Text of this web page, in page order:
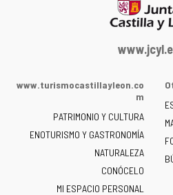
Portal
la
de
Castilla
y
León
-
www.turismocastillayleon.co
m
PATRIMONIO Y CULTURA
ENOTURISMO Y GASTRONOMÍA
NATURALEZA
CONÓCELO
MI ESPACIO PERSONAL